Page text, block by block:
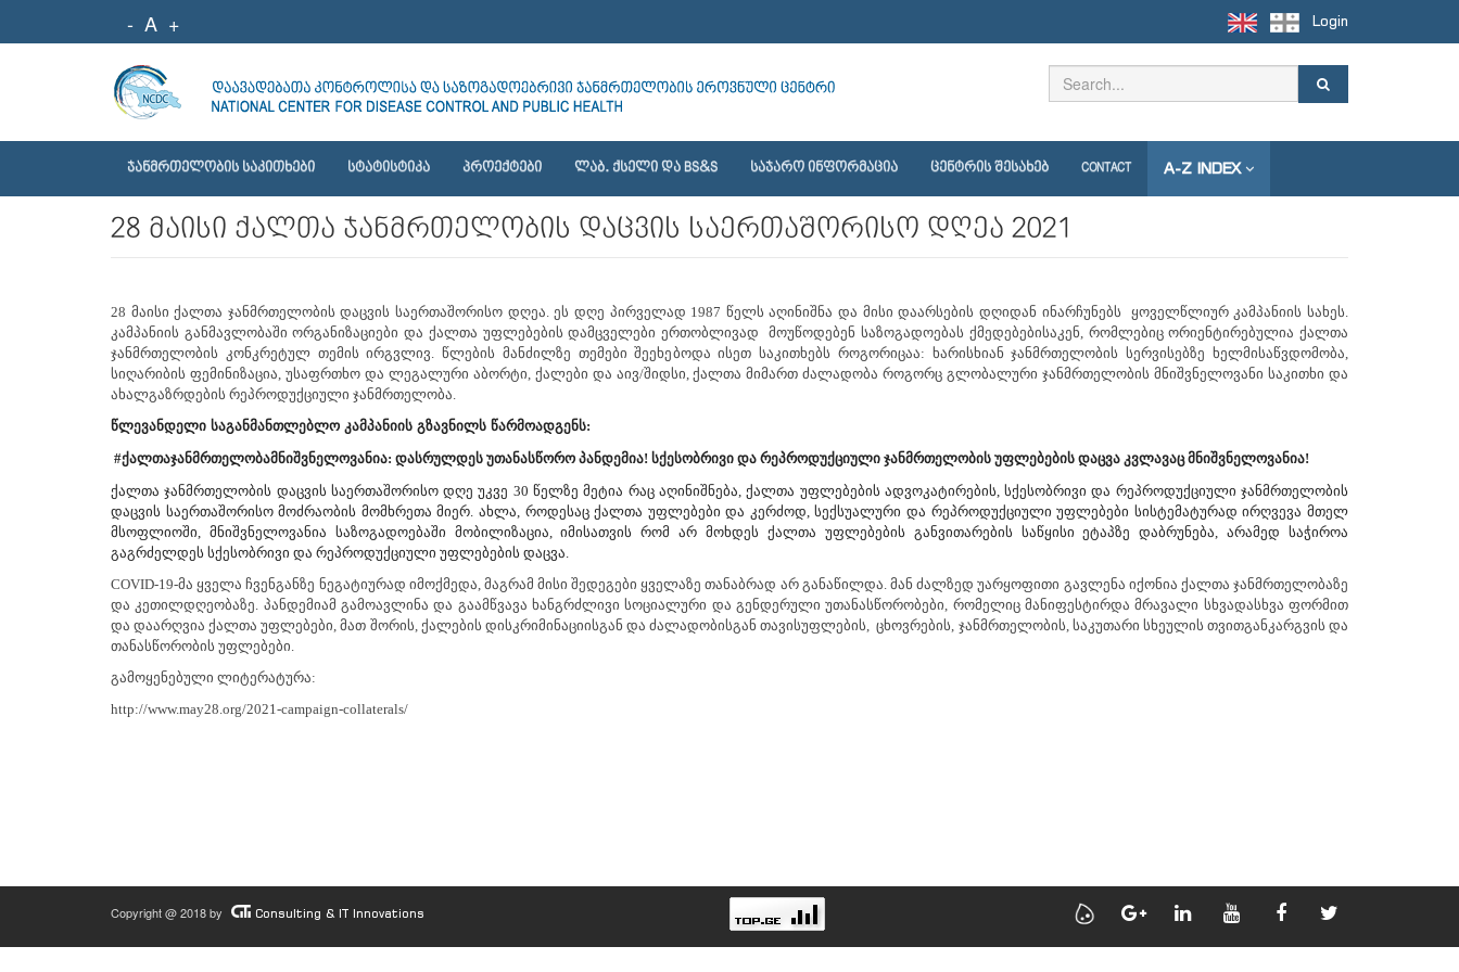
- A + Login
ᲯᲐᲜᲛᲠᲗᲔᲚᲝᲑᲘᲡ ᲡᲐᲙᲘᲗᲮᲔᲑᲘ ᲡᲢᲐᲢᲘᲡᲢᲘᲙᲐ ᲞᲠᲝᲔᲥᲢᲔᲑᲘ ᲚᲐᲑ. ᲥᲡᲔᲚᲘ ᲓᲐ BS&S ᲡᲐᲯᲐᲠᲝ ᲘᲜᲤᲝᲠᲛᲐᲪᲘᲐ ᲪᲔᲜᲢᲠᲘᲡ ᲨᲔᲡᲐᲮᲔᲑ CONTACT A-Z INDEX
28 მაისი ქალთა ჯანმრთელობის დაცვის საერთაშორისო დღეა 2021
28 მაისი ქალთა ჯანმრთელობის დაცვის საერთაშორისო დღეა. ეს დღე პირველად 1987 წელს აღინიშნა და მისი დაარსების დღიდან ინარჩუნებს ყოველწლიურ კამპანიის სახეს.
კამპანიის განმავლობაში ორგანიზაციები და ქალთა უფლებების დამცველები ერთობლივად მოუწოდებენ საზოგადოებას ქმედებებისაკენ, რომლებიც ორიენტირებულია ქალთა
ჯანმრთელობის კონკრეტულ თემის ირგვლივ. წლების მანძილზე თემები შეეხებოდა ისეთ საკითხებს როგორიცაა: ხარისხიან ჯანმრთელობის სერვისებზე ხელმისაწვდომობა,
სიღარიბის ფემინიზაცია, უსაფრთხო და ლეგალური აბორტი, ქალები და აივ/შიდსი, ქალთა მიმართ ძალადობა როგორც გლობალური ჯანმრთელობის მნიშვნელოვანი საკითხი და
ახალგაზრდების რეპროდუქციული ჯანმრთელობა.
წლევანდელი საგანმანთლებლო კამპანიის გზავნილს წარმოადგენს:
#ქალთაჯანმრთელობამნიშვნელოვანია: დასრულდეს უთანასწორო პანდემია! სქესობრივი და რეპროდუქციული ჯანმრთელობის უფლებების დაცვა კვლავაც მნიშვნელოვანია!
ქალთა ჯანმრთელობის დაცვის საერთაშორისო დღე უკვე 30 წელზე მეტია რაც აღინიშნება, ქალთა უფლებების ადვოკატირების, სქესობრივი და რეპროდუქციული ჯანმრთელობის
დაცვის საერთაშორისო მოძრაობის მომხრეთა მიერ. ახლა, როდესაც ქალთა უფლებები და კერძოდ, სექსუალური და რეპროდუქციული უფლებები სისტემატურად ირღვევა მთელ
მსოფლიოში, მნიშვნელოვანია საზოგადოებაში მობილიზაცია, იმისათვის რომ არ მოხდეს ქალთა უფლებების განვითარების საწყისი ეტაპზე დაბრუნება, არამედ საჭიროა
გაგრძელდეს სქესობრივი და რეპროდუქციული უფლებების დაცვა.
COVID-19-მა ყველა ჩვენგანზე ნეგატიურად იმოქმედა, მაგრამ მისი შედეგები ყველაზე თანაბრად არ განაწილდა. მან ძალზედ უარყოფითი გავლენა იქონია ქალთა ჯანმრთელობაზე
და კეთილდღეობაზე. პანდემიამ გამოავლინა და გაამწვავა ხანგრძლივი სოციალური და გენდერული უთანასწორობები, რომელიც მანიფესტირდა მრავალი სხვადასხვა ფორმით
და დაარღვია ქალთა უფლებები, მათ შორის, ქალების დისკრიმინაციისგან და ძალადობისგან თავისუფლების, ცხოვრების, ჯანმრთელობის, საკუთარი სხეულის თვითგანკარგვის და
თანასწორობის უფლებები.
გამოყენებული ლიტერატურა:
http://www.may28.org/2021-campaign-collaterals/
Copyright @ 2018 by Consulting & IT Innovations